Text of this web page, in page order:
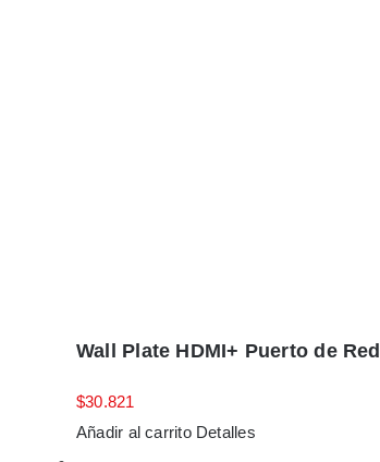
Wall Plate HDMI+ Puerto de Red
$30.821
Añadir al carrito Detalles